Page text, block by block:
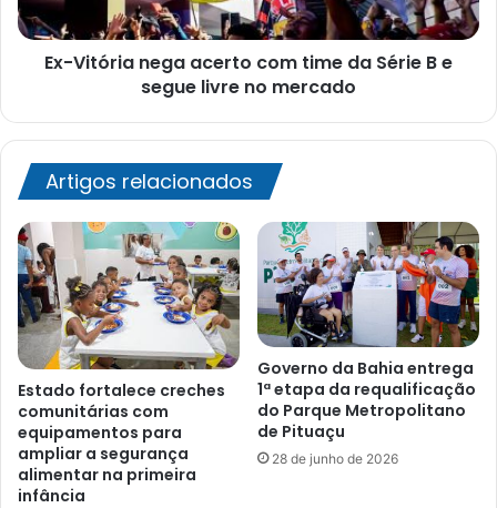
Série
B
Ex-Vitória nega acerto com time da Série B e
segue livre no mercado
Artigos relacionados
Estado fortalece creches
comunitárias com
equipamentos para
ampliar a segurança
alimentar na primeira
infância
Governo da Bahia entrega
1ª etapa da requalificação
do Parque Metropolitano
de Pituaçu
28 de junho de 2026